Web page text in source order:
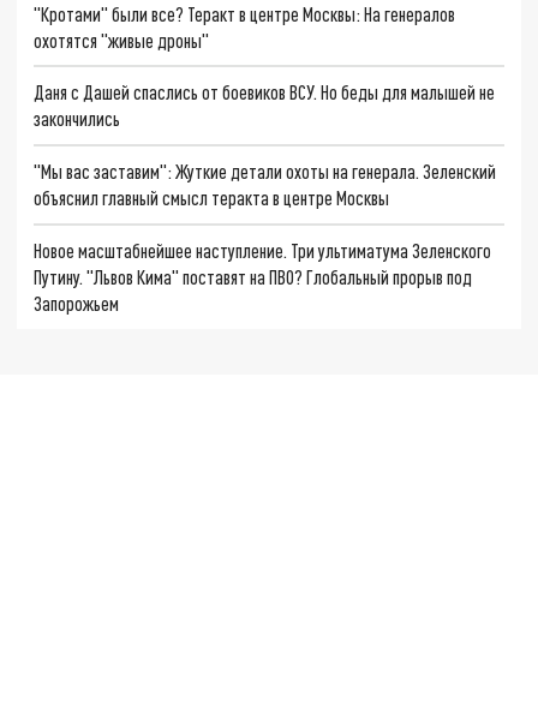
"Кротами" были все? Теракт в центре Москвы: На генералов
охотятся "живые дроны"
Даня с Дашей спаслись от боевиков ВСУ. Но беды для малышей не
закончились
"Мы вас заставим": Жуткие детали охоты на генерала. Зеленский
объяснил главный смысл теракта в центре Москвы
Новое масштабнейшее наступление. Три ультиматума Зеленского
Путину. "Львов Кима" поставят на ПВО? Глобальный прорыв под
Запорожьем